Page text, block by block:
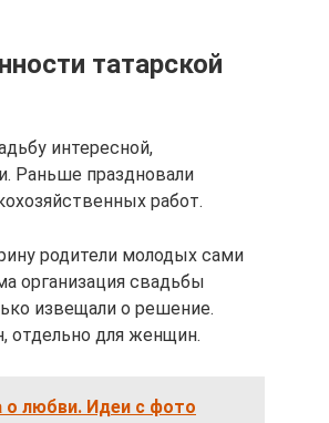
татарской
интересной,
Раньше праздновали
работ.
родители молодых сами
организация свадьбы
извещали о решение.
отдельно для женщин.
о любви. Идеи с фото